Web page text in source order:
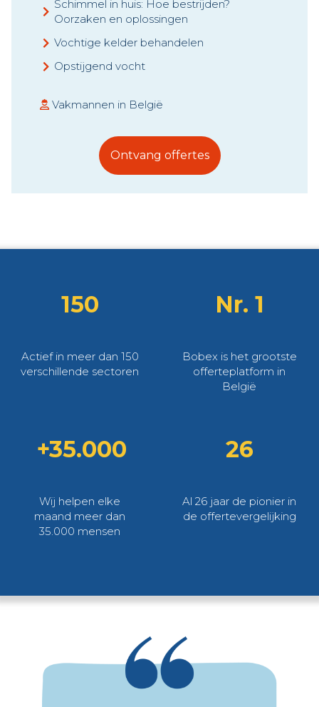
Schimmel in huis: Hoe bestrijden?
Oorzaken en oplossingen
Vochtige kelder behandelen
Opstijgend vocht
Vakmannen in België
Ontvang offertes
150
Actief in meer dan 150
verschillende sectoren
Nr. 1
Bobex is het grootste
offerteplatform in
België
+35.000
Wij helpen elke
maand meer dan
35.000 mensen
26
Al 26 jaar de pionier in
de offertevergelijking